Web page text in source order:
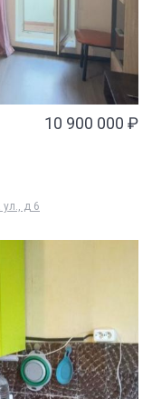
10 900 000 ₽
ул., д 6